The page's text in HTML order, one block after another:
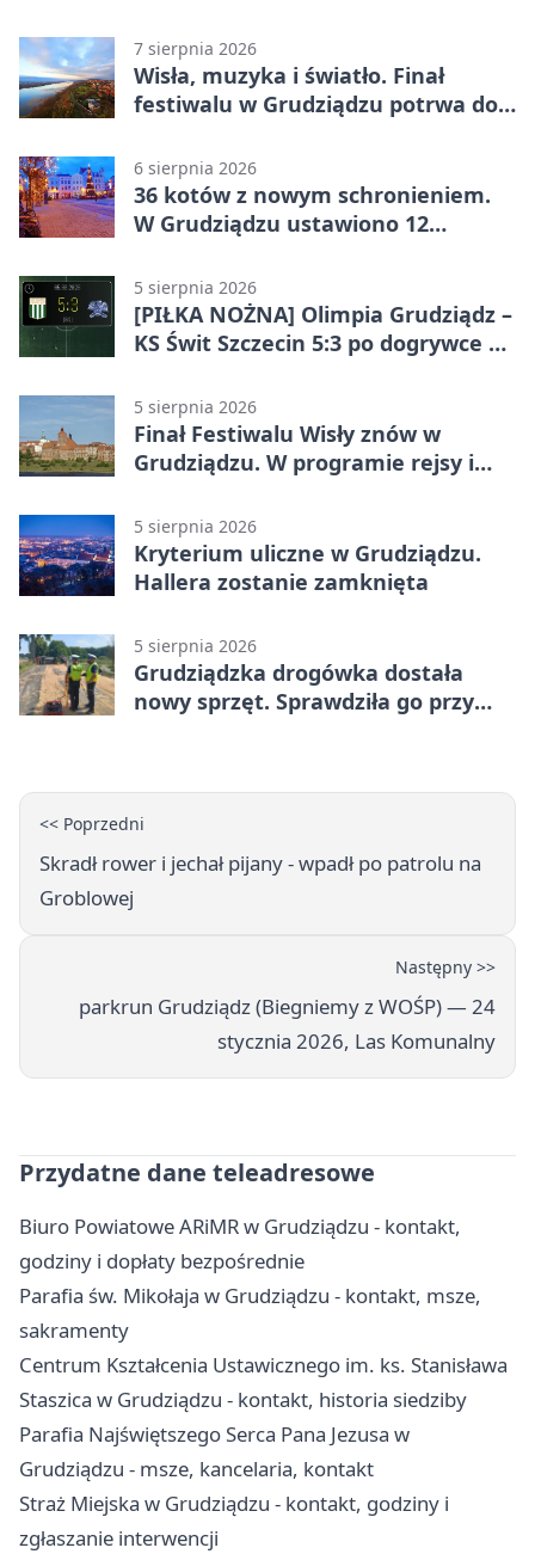
7 sierpnia 2026
Wisła, muzyka i światło. Finał
festiwalu w Grudziądzu potrwa do
6 sierpnia 2026
36 kotów z nowym schronieniem.
W Grudziądzu ustawiono 12
5 sierpnia 2026
[PIŁKA NOŻNA] Olimpia Grudziądz –
KS Świt Szczecin 5:3 po dogrywce w
odwrócili losy meczu
5 sierpnia 2026
Finał Festiwalu Wisły znów w
Grudziądzu. W programie rejsy i
5 sierpnia 2026
Kryterium uliczne w Grudziądzu.
Hallera zostanie zamknięta
5 sierpnia 2026
Grudziądzka drogówka dostała
nowy sprzęt. Sprawdziła go przy
<< Poprzedni
Skradł rower i jechał pijany - wpadł po patrolu na
Groblowej
Następny >>
parkrun Grudziądz (Biegniemy z WOŚP) — 24
stycznia 2026, Las Komunalny
Przydatne dane teleadresowe
Biuro Powiatowe ARiMR w Grudziądzu - kontakt,
godziny i dopłaty bezpośrednie
Parafia św. Mikołaja w Grudziądzu - kontakt, msze,
sakramenty
Centrum Kształcenia Ustawicznego im. ks. Stanisława
Staszica w Grudziądzu - kontakt, historia siedziby
Parafia Najświętszego Serca Pana Jezusa w
Grudziądzu - msze, kancelaria, kontakt
Straż Miejska w Grudziądzu - kontakt, godziny i
zgłaszanie interwencji